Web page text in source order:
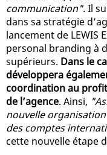
communication". Il
dans sa stratégie
lancement de LEWIS
personal branding à
supérieurs. Dans le
développera
coordination au
de l’agence. Ainsi,
nouvelle
des comptes
cette nouvelle étape